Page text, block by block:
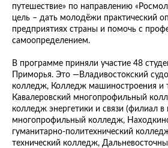
путешествие» по направлению
цель – дать молодёжи практический
предприятиях страны и помочь с
самоопределением.
В программе приняли участие 48
Приморья. Это —Владивостокский
колледж, Колледж машиностроения и
Кавалеровский многопрофильный
колледж энергетики и связи (филиал
многопрофильный колледж,
гуманитарно-политехнический
технический колледж,